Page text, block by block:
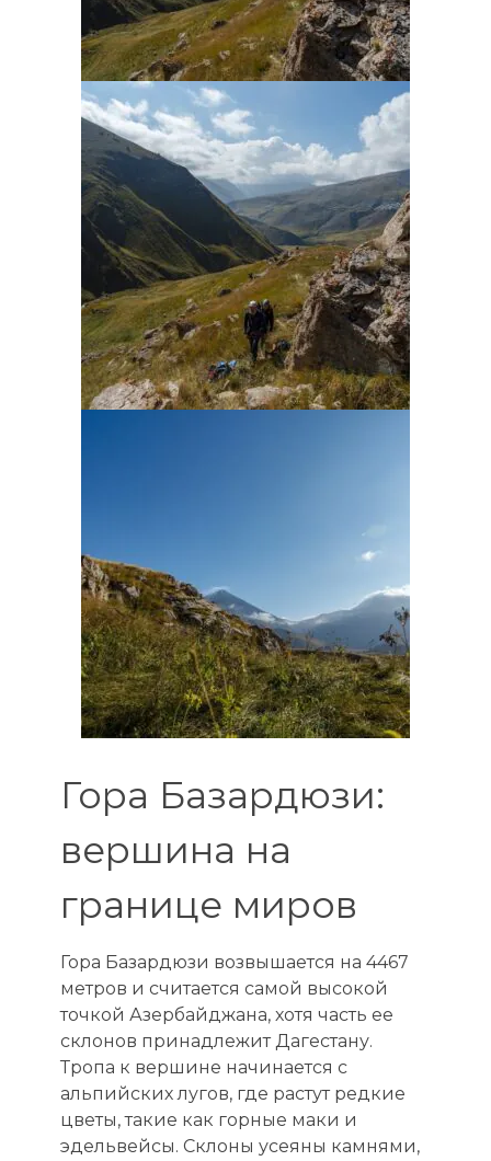
Гора Базардюзи:
вершина на
границе миров
Гора Базардюзи возвышается на 4467
метров и считается самой высокой
точкой Азербайджана, хотя часть ее
склонов принадлежит Дагестану.
Тропа к вершине начинается с
альпийских лугов, где растут редкие
цветы, такие как горные маки и
эдельвейсы. Склоны усеяны камнями,